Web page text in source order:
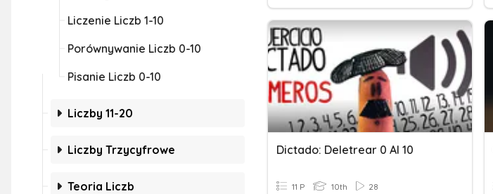
Liczenie Liczb 1-10
Porównywanie Liczb 0-10
Pisanie Liczb 0-10
Liczby 11-20
Liczby Trzycyfrowe
Teoria Liczb
Dictado: Deletrear 0 Al 10
11 P 10th 28